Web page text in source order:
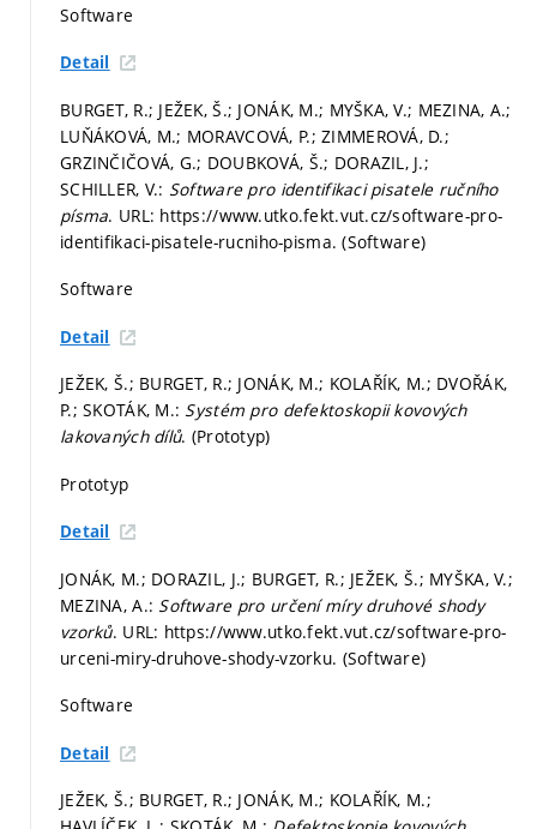
Software
Detail
BURGET, R.; JEŽEK, Š.; JONÁK, M.; MYŠKA, V.; MEZINA, A.;
LUŇÁKOVÁ, M.; MORAVCOVÁ, P.; ZIMMEROVÁ, D.;
GRZINČIČOVÁ, G.; DOUBKOVÁ, Š.; DORAZIL, J.;
SCHILLER, V.: Software pro identifikaci pisatele ručního
písma. URL: https://www.utko.fekt.vut.cz/software-pro-
identifikaci-pisatele-rucniho-pisma. (Software)
Software
Detail
JEŽEK, Š.; BURGET, R.; JONÁK, M.; KOLAŘÍK, M.; DVOŘÁK,
P.; SKOTÁK, M.: Systém pro defektoskopii kovových
lakovaných dílů. (Prototyp)
Prototyp
Detail
JONÁK, M.; DORAZIL, J.; BURGET, R.; JEŽEK, Š.; MYŠKA, V.;
MEZINA, A.: Software pro určení míry druhové shody
vzorků. URL: https://www.utko.fekt.vut.cz/software-pro-
urceni-miry-druhove-shody-vzorku. (Software)
Software
Detail
JEŽEK, Š.; BURGET, R.; JONÁK, M.; KOLAŘÍK, M.;